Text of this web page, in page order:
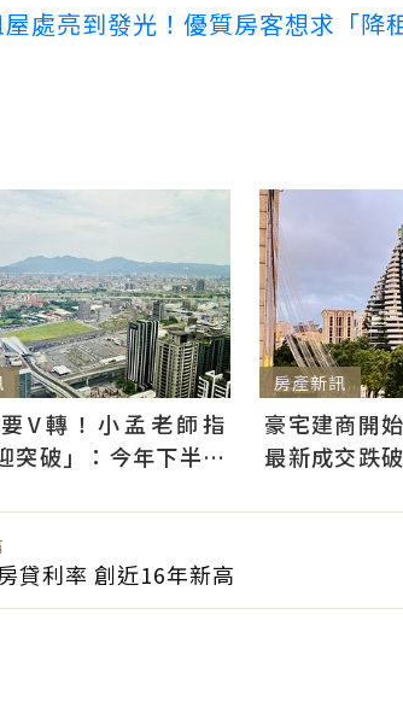
處亮到發光！優質房客想求「降
V轉！小孟老師指
突破」：今年下半年
房產新訊
豪宅建商開
最新成交跌
貸利率 創近16年新高